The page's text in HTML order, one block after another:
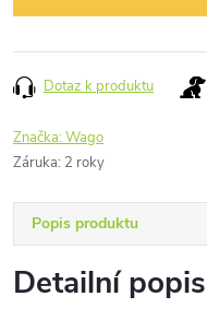
Dotaz k produktu
Značka:Wago
Záruka: 2 roky
Popis produktu
Detailní